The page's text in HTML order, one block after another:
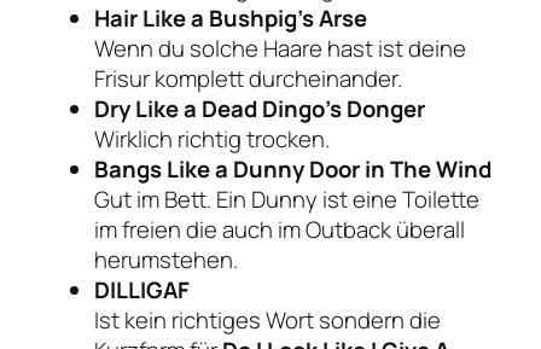
Hair Like a Bushpig’s Arse
Wenn du solche Haare hast ist deine
Frisur komplett durcheinander.
Dry Like a Dead Dingo’s Donger
Wirklich richtig trocken.
Bangs Like a Dunny Door in The Wind
Gut im Bett. Ein Dunny ist eine Toilette
im freien die auch im Outback überall
herumstehen.
DILLIGAF
Ist kein richtiges Wort sondern die